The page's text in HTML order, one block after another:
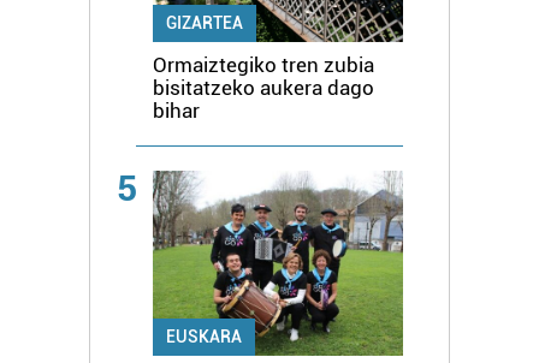
GIZARTEA
Ormaiztegiko tren zubia
bisitatzeko aukera dago
bihar
5
EUSKARA